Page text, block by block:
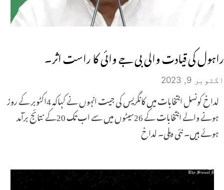
راہول کی قیادت والی بی جے وائی کا راست اثر۔
اکتوبر 9, 2023
لداخ کونسل انتخابات میں کانگریس کی جیت انہوں نے کہاکہ 4اکٹوبر کے روز
ہونے والے انتخابات کے 26سیٹوں میں سے اب تک 20کے نتائج برآمد
ہوئے ہیں۔ نئی دہلی۔ لداخ